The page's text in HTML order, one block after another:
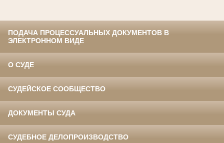
ПОДАЧА ПРОЦЕССУАЛЬНЫХ ДОКУМЕНТОВ В
ЭЛЕКТРОННОМ ВИДЕ
О СУДЕ
СУДЕЙСКОЕ СООБЩЕСТВО
ДОКУМЕНТЫ СУДА
СУДЕБНОЕ ДЕЛОПРОИЗВОДСТВО